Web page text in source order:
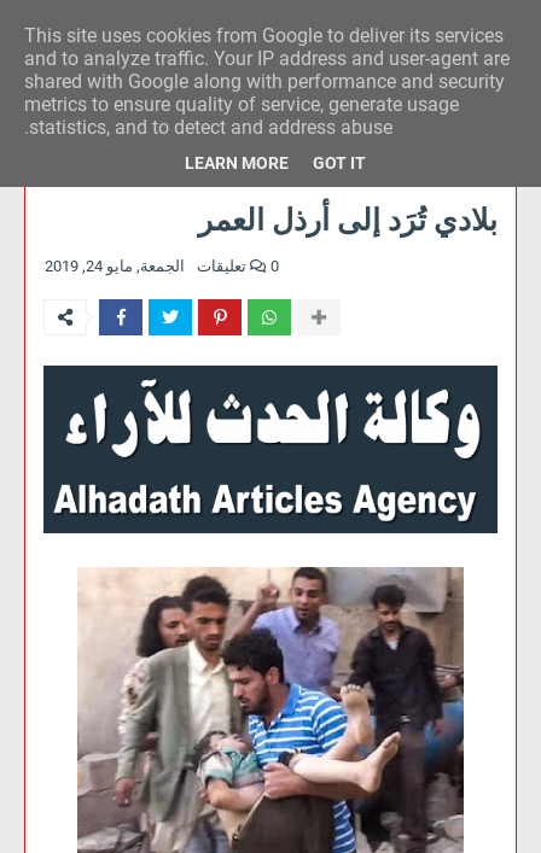
وكالة الحدث للآراء
بلادي تُرَد إلى أرذل العمر
الجمعة, مايو 24, 2019 0 تعليقات
This site uses cookies from Google to deliver its services
and to analyze traffic. Your IP address and user-agent are
shared with Google along with performance and security
metrics to ensure quality of service, generate usage
statistics, and to detect and address abuse.
LEARN MORE GOT IT